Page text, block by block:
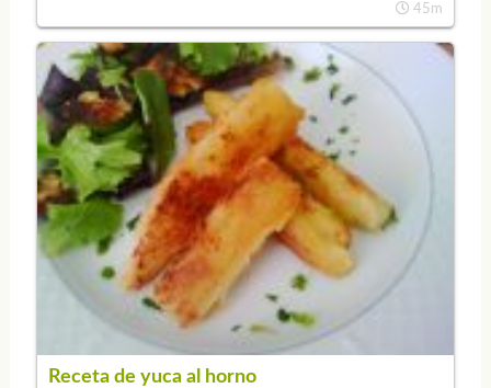
45m
Receta de yuca al horno